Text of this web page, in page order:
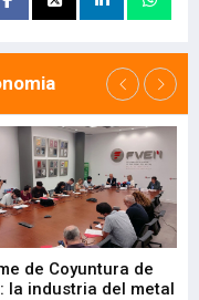
de Coyuntura de
la industria del metal